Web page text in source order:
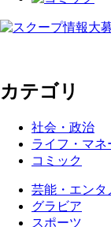
カテゴリ
社会・政治
ライフ・マネ
コミック
芸能・エンタ
グラビア
スポーツ